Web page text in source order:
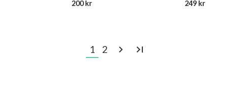
200 kr 249 kr
1 2 navigate_next last_page